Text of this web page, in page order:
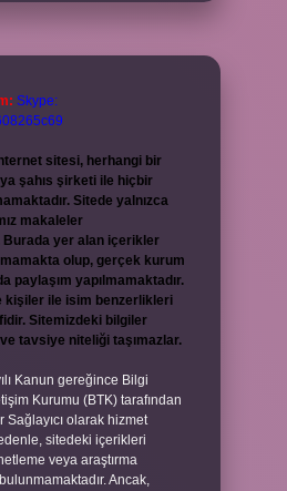
Skype:
sitesi, herhangi bir
şahıs şirketi ile hiçbir
Sitede yalnızca
makaleler
Burada yer alan içerikler
olup, gerçek kurum
paylaşım yapılmamaktadır.
kişiler ile isim benzerlikleri
Sitemizdeki bilgiler
tavsiye niteliği taşımazlar.
Kanun gereğince Bilgi
Kurumu (BTK) tarafından
Sağlayıcı olarak hizmet
sitedeki içerikleri
veya araştırma
Ancak,